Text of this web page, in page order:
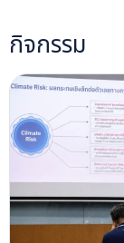
ให้บริษัทจดทะเบีย
โดยขึ้นเครื่องหมา
ระหว่างกระบวนกา
Opportunity Day
เครื่องหมาย SP
ทรัพย์ชั่วคราว กร
จนกว่าจะแก้ไขได้ (เ